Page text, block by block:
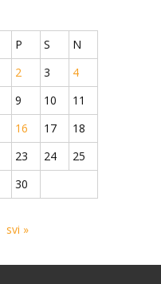
P S
N
2 3
4
9 10
11
16 17
18
23 24
25
30
svi »